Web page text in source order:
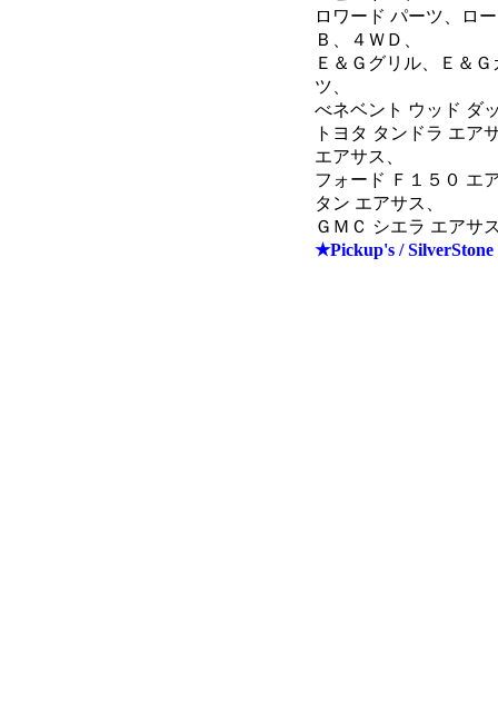
ロワード パーツ、ロ
Ｂ、４ＷＤ、
Ｅ＆Ｇグリル、Ｅ＆
ツ、
べネベント ウッド ダ
トヨタ タンドラ エア
エアサス、
フォード Ｆ１５０ エ
タン エアサス、
ＧＭＣ シエラ エアサ
★Pickup's / SilverStone